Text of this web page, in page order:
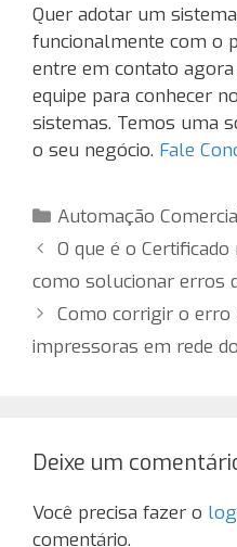
Quer adotar um
funcionalmente com o
entre em contato
equipe para conhecer
sistemas. Temos uma
o seu negócio. Fale
Categorias
Automação
O que é o Certificado
como solucionar erros
Como corrigir o erro
impressoras em rede
Deixe um
Você precisa fazer o
comentário.